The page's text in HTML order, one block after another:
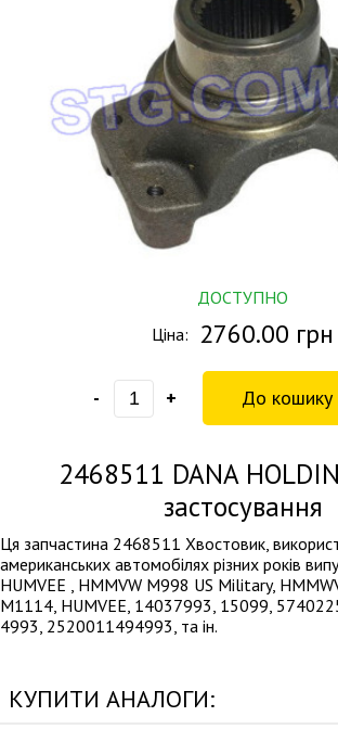
ДОСТУПНО
Ціна: 2760.00 грн
- +
2468511 DANA
застосування
Ця запчастина 2468511 Хвостовик,
американських автомобілях різних років
HUMVEE , HMMVW M998 US Military,
M1114, HUMVEE, 14037993, 15099,
4993, 2520011494993, та ін.
КУПИТИ АНАЛОГИ: